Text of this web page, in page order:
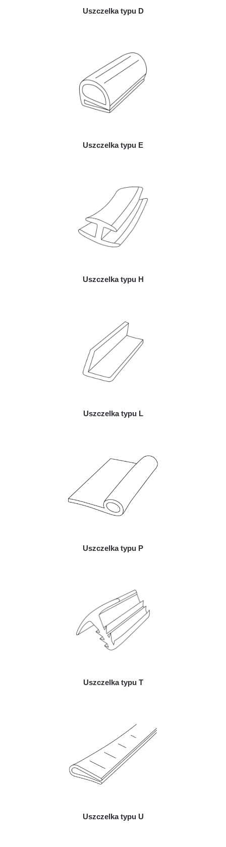
Uszczelka typu D
Uszczelka typu E
Uszczelka typu H
Uszczelka typu L
Uszczelka typu P
Uszczelka typu T
Uszczelka typu U